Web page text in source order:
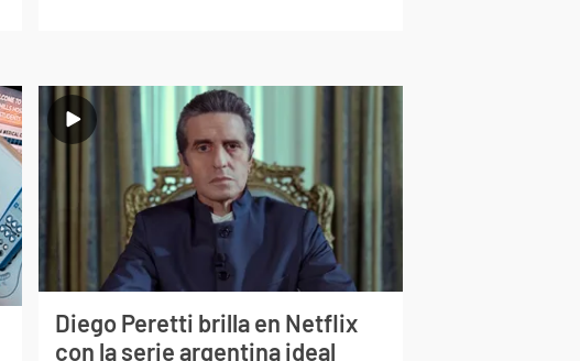
Diego Peretti brilla en Netflix
con la serie argentina ideal